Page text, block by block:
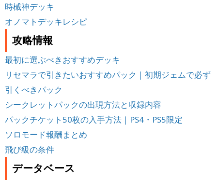
時械神デッキ
オノマトデッキレシピ
攻略情報
最初に選ぶべきおすすめデッキ
リセマラで引きたいおすすめパック｜初期ジェムで必ず
引くべきパック
シークレットパックの出現方法と収録内容
パックチケット50枚の入手方法｜PS4・PS5限定
ソロモード報酬まとめ
飛び級の条件
データベース